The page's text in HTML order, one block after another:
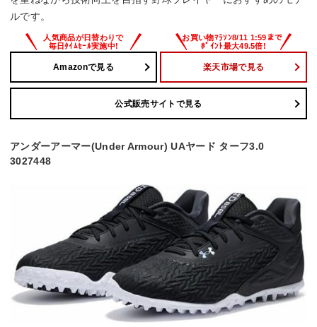
ルです。
Amazonで見る 楽天市場で見る
公式販売サイトで見る
アンダーアーマー(Under Armour) UAヤード ターフ3.0
3027448